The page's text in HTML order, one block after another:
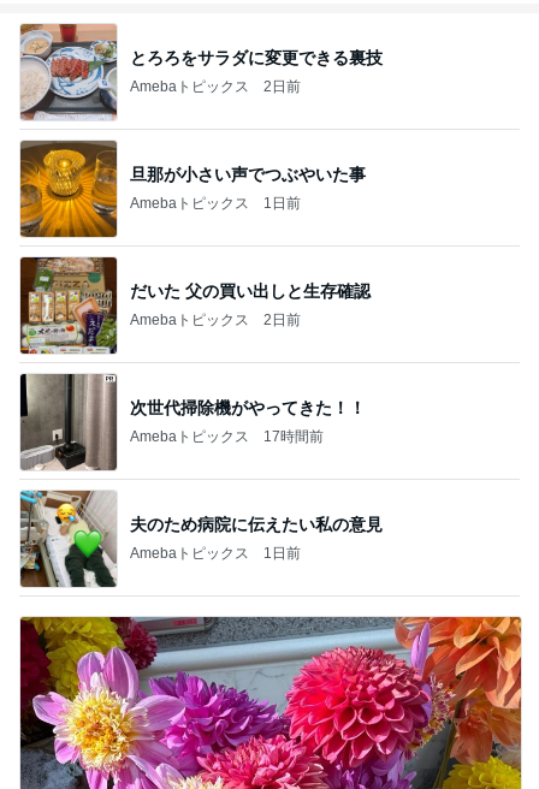
とろろをサラダに変更できる裏技
Amebaトピックス 2日前
旦那が小さい声でつぶやいた事
Amebaトピックス 1日前
だいた 父の買い出しと生存確認
Amebaトピックス 2日前
次世代掃除機がやってきた！！
Amebaトピックス 17時間前
夫のため病院に伝えたい私の意見
Amebaトピックス 1日前